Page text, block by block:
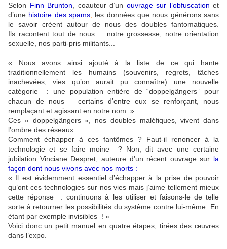
Selon Finn Brunton , coauteur d’un ouvrage sur l’obfuscation et
d’une histoire des spams
les données que nous générons sans
le savoir créent autour de nous des doubles fantomatiques.
Ils racontent tout de nous : notre grossesse, notre orientation
sexuelle, nos parti-pris militants...
« Nous avons ainsi ajouté à la liste de ce qui hante
traditionnellement les humains (souvenirs, regrets, tâches
inachevées, vies qu’on aurait pu connaître) une nouvelle
catégorie : une population entière de “doppelgängers” pour
chacun de nous – certains d’entre eux se renforçant, nous
remplaçant et agissant en notre nom. »
Ces « doppelgängers », nos doubles maléfiques, vivent dans
l’ombre des réseaux.
Comment échapper à ces fantômes ? Faut-il renoncer à la
technologie et se faire moine ? Non, dit avec une certaine
jubilation Vinciane Despret, auteure d’un récent ouvrage sur la
façon dont nous vivons avec nos morts :
« Il est évidemment essentiel d’échapper à la prise de pouvoir
qu’ont ces technologies sur nos vies mais j’aime tellement mieux
cette réponse : continuons à les utiliser et faisons-le de telle
sorte à retourner les possibilités du système contre lui-même. En
étant par exemple invisibles ! »
Voici donc un petit manuel en quatre étapes, tirées des œuvres
dans l’expo.